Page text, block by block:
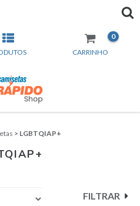
CARRINHO
0
> LGBTQIAP+
FILTRAR